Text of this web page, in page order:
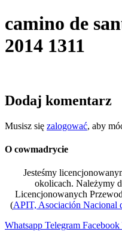
camino de
2014 1311
Dodaj komentarz
Musisz się zalogować, aby
O cowmadrycie
Jesteśmy
okolicach. Należymy
Licencjonowanych
(APIT, Asociación Nacional
Whatsapp Telegram Facebook